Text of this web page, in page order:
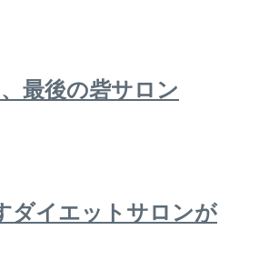
最後の砦サロン
ダイエットサロンが